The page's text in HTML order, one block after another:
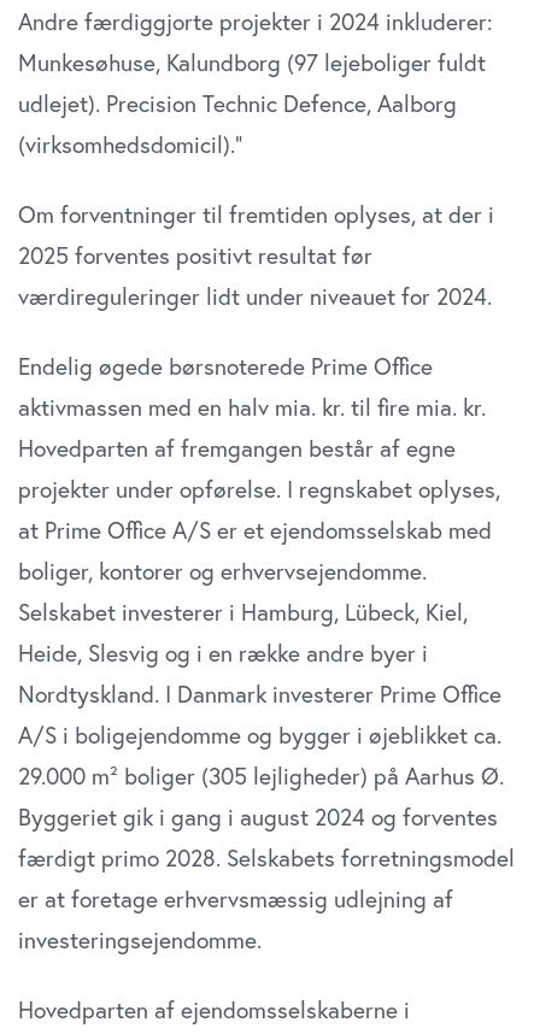
Andre færdiggjorte projekter i 2024 inkluderer:
Munkesøhuse, Kalundborg (97 lejeboliger fuldt
udlejet). Precision Technic Defence, Aalborg
(virksomhedsdomicil).”
Om forventninger til fremtiden oplyses, at der i
2025 forventes positivt resultat før
værdireguleringer lidt under niveauet for 2024.
Endelig øgede børsnoterede Prime Office
aktivmassen med en halv mia. kr. til fire mia. kr.
Hovedparten af fremgangen består af egne
projekter under opførelse. I regnskabet oplyses,
at Prime Office A/S er et ejendomsselskab med
boliger, kontorer og erhvervsejendomme.
Selskabet investerer i Hamburg, Lübeck, Kiel,
Heide, Slesvig og i en række andre byer i
Nordtyskland. I Danmark investerer Prime Office
A/S i boligejendomme og bygger i øjeblikket ca.
29.000 m² boliger (305 lejligheder) på Aarhus Ø.
Byggeriet gik i gang i august 2024 og forventes
færdigt primo 2028. Selskabets forretningsmodel
er at foretage erhvervsmæssig udlejning af
investeringsejendomme.
Hovedparten af ejendomsselskaberne i